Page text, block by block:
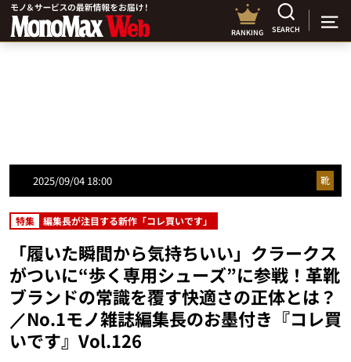
RANKING SEARCH
2025/09/04 18:00 靴
特集 編集長が注目する新作「コレ買いです」
「履いた瞬間から気持ちいい」クラークス
がついに“歩く専用シューズ”に参戦！革靴
ブランドの常識を覆す快適さの正体とは？
／No.1モノ雑誌編集長のお墨付き『コレ買
いです』Vol.126